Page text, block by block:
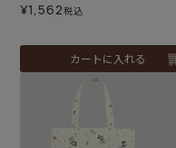
¥1,562税込
カートに入れる